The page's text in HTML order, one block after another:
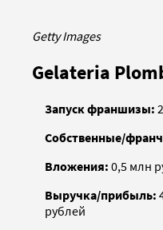
Getty Images
Gelateria
Запуск франшизы:
Собственные/
Вложения: 0,5 млн
Выручка/прибыль:
рублей